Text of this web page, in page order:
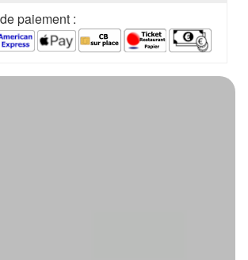
paiement :